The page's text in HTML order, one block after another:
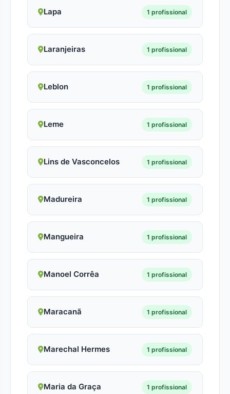
Lapa 1 profissional
Laranjeiras 1 profissional
Leblon 1 profissional
Leme 1 profissional
Lins de Vasconcelos 1 profissional
Madureira 1 profissional
Mangueira 1 profissional
Manoel Corrêa 1 profissional
Maracanã 1 profissional
Marechal Hermes 1 profissional
Maria da Graça 1 profissional